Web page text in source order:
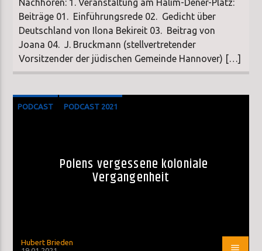
Nachhören: 1. Veranstaltung am Halim-Dener-Platz:
Beiträge 01. Einführungsrede 02. Gedicht über
Deutschland von Ilona Bekireit 03. Beitrag von
Joana 04. J. Bruckmann (stellvertretender
Vorsitzender der jüdischen Gemeinde Hannover) […]
PODCAST PODCAST 2021
Polens vergessene koloniale
Vergangenheit
Hubert Brieden